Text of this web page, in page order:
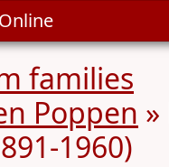
families
Poppen »
1960)